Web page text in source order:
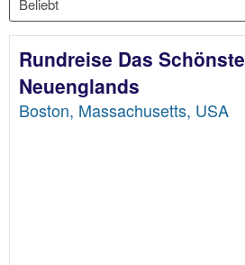
Rundreise Das Schönste
Neuenglands
Boston, Massachusetts, USA